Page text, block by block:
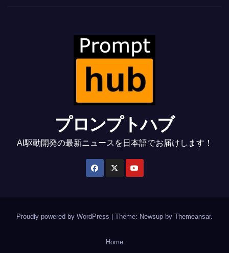
プロンプトハブ
AI駆動開発の最新ニュースを日本語でお届けします！
Proudly powered by WordPress Theme: Newsup by Themeansar.
Home